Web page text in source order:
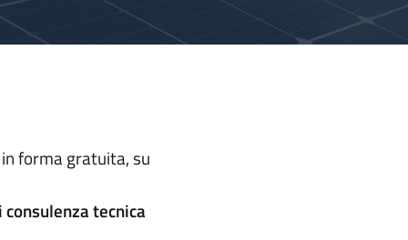
forma gratuita, su
tecnica